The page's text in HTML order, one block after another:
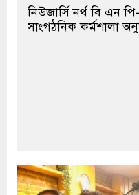
নিউজার্সি নর্থ বি এন
সাংগঠনিক কর্মশালা